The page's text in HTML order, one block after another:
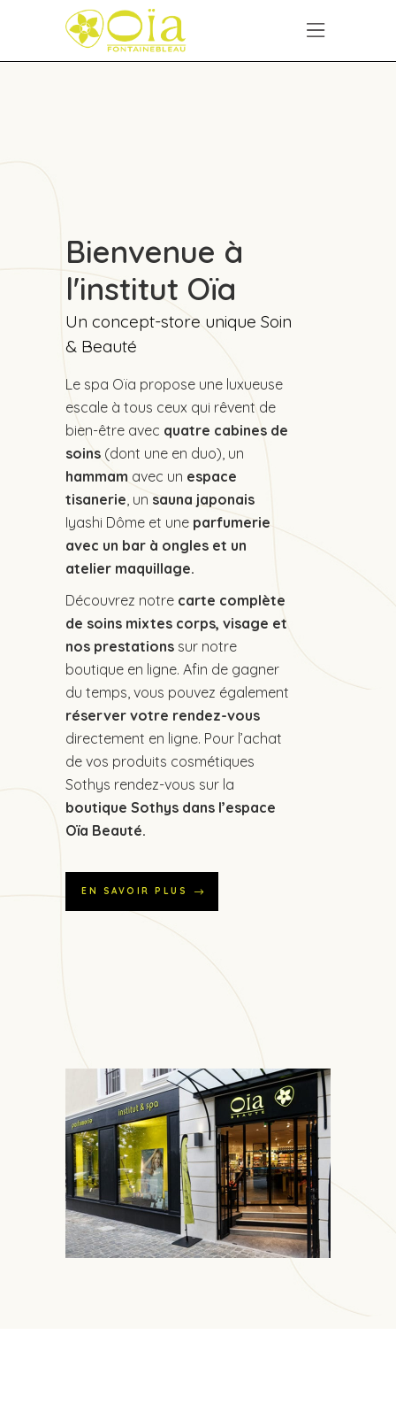
Bienvenue à
l'institut Oïa
Un concept-store unique Soin
& Beauté
Le spa Oïa propose une luxueuse
escale à tous ceux qui rêvent de
bien-être avec quatre cabines de
soins (dont une en duo), un
hammam avec un espace
tisanerie, un sauna japonais
Iyashi Dôme et une parfumerie
avec un bar à ongles et un
atelier maquillage.
Découvrez notre carte complète
de soins mixtes corps, visage et
nos prestations sur notre
boutique en ligne. Afin de gagner
du temps, vous pouvez également
réserver votre rendez-vous
directement en ligne. Pour l’achat
de vos produits cosmétiques
Sothys rendez-vous sur la
boutique Sothys dans l’espace
Oïa Beauté.
EN SAVOIR PLUS